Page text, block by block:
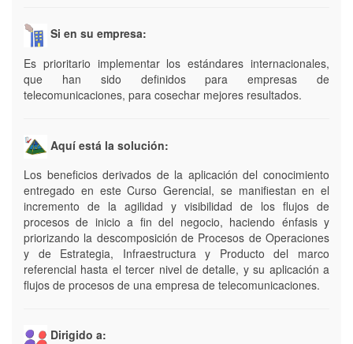
Si en su empresa:
Es prioritario implementar los estándares internacionales,
que han sido definidos para empresas de
telecomunicaciones, para cosechar mejores resultados.
Aquí está la solución:
Los beneficios derivados de la aplicación del conocimiento
entregado en este Curso Gerencial, se manifiestan en el
incremento de la agilidad y visibilidad de los flujos de
procesos de inicio a fin del negocio, haciendo énfasis y
priorizando la descomposición de Procesos de Operaciones
y de Estrategia, Infraestructura y Producto del marco
referencial hasta el tercer nivel de detalle, y su aplicación a
flujos de procesos de una empresa de telecomunicaciones.
Dirigido a: